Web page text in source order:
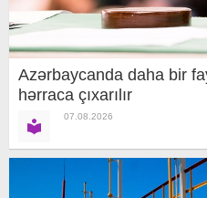
Azərbaycanda daha bir
hərraca çıxarılır
07.08.2026